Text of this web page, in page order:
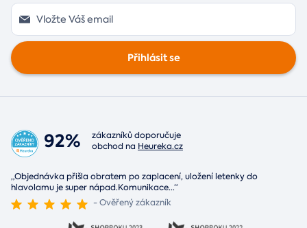
Přihlásit se
92%
zákazníků doporučuje
obchod na Heureka.cz
„Objednávka přišla obratem po zaplacení, uložení letenky do
hlavolamu je super nápad.Komunikace...“
- Ověřený zákazník